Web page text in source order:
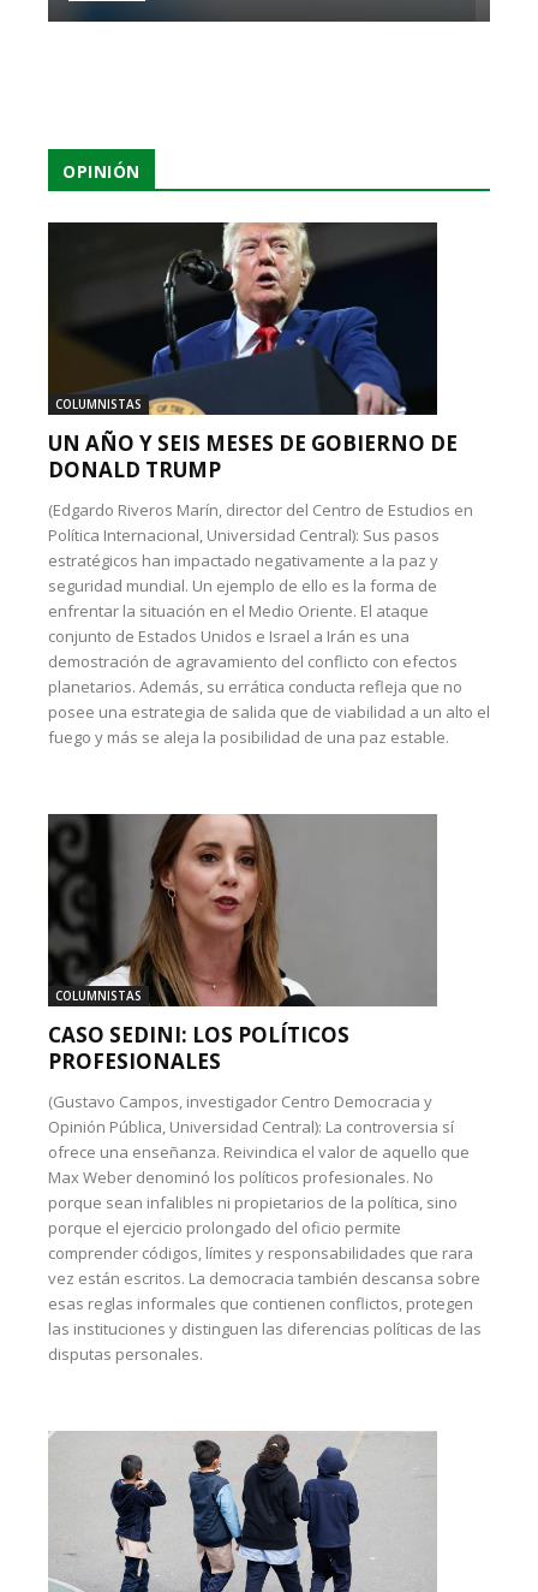
OPINIÓN
COLUMNISTAS
UN AÑO Y SEIS MESES DE GOBIERNO DE
DONALD TRUMP
(Edgardo Riveros Marín, director del Centro de Estudios en
Política Internacional, Universidad Central): Sus pasos
estratégicos han impactado negativamente a la paz y
seguridad mundial. Un ejemplo de ello es la forma de
enfrentar la situación en el Medio Oriente. El ataque
conjunto de Estados Unidos e Israel a Irán es una
demostración de agravamiento del conflicto con efectos
planetarios. Además, su errática conducta refleja que no
posee una estrategia de salida que de viabilidad a un alto el
fuego y más se aleja la posibilidad de una paz estable.
COLUMNISTAS
CASO SEDINI: LOS POLÍTICOS
PROFESIONALES
(Gustavo Campos, investigador Centro Democracia y
Opinión Pública, Universidad Central): La controversia sí
ofrece una enseñanza. Reivindica el valor de aquello que
Max Weber denominó los políticos profesionales. No
porque sean infalibles ni propietarios de la política, sino
porque el ejercicio prolongado del oficio permite
comprender códigos, límites y responsabilidades que rara
vez están escritos. La democracia también descansa sobre
esas reglas informales que contienen conflictos, protegen
las instituciones y distinguen las diferencias políticas de las
disputas personales.